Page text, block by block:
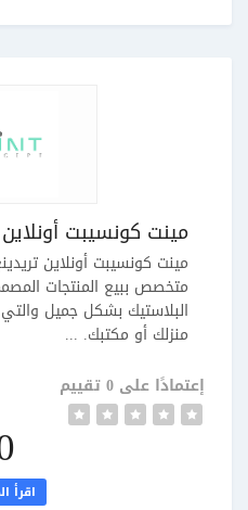
مينت كونسيبت أونلاين
مينت كونسيبت أونلاين
متخصص ببيع المنتجات
البلاستيك بشكل جميل
منزلك أو مكتبك. ...
إعتمادًا على 0 تقييم
اقرأ